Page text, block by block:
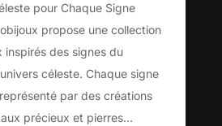
pour Chaque Signe
propose une collection
inspirés des signes du
céleste. Chaque signe
par des créations
précieux et pierres...